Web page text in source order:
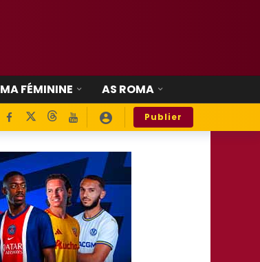
FÉMININE AS ROMA
Publier